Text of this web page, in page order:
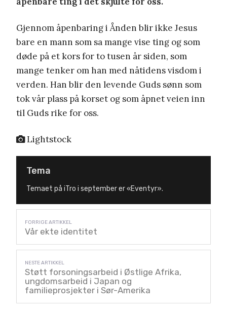
Gjennom åpenbaring i Ånden blir ikke Jesus
bare en mann som sa mange vise ting og som
døde på et kors for to tusen år siden, som
mange tenker om han med nåtidens visdom i
verden. Han blir den levende Guds sønn som
tok vår plass på korset og som åpnet veien inn
til Guds rike for oss.
Lightstock
Tema
Temaet på iTro i september er «Eventyr».
Vår ekte identitet
Støtt forsoningsarbeid i Østlige Afrika,
ungdomsarbeid i Japan og
familieprosjekter i Sør-Amerika